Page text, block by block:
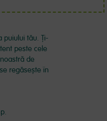
puiului tău. Ți-
peste cele
de
regăsește în